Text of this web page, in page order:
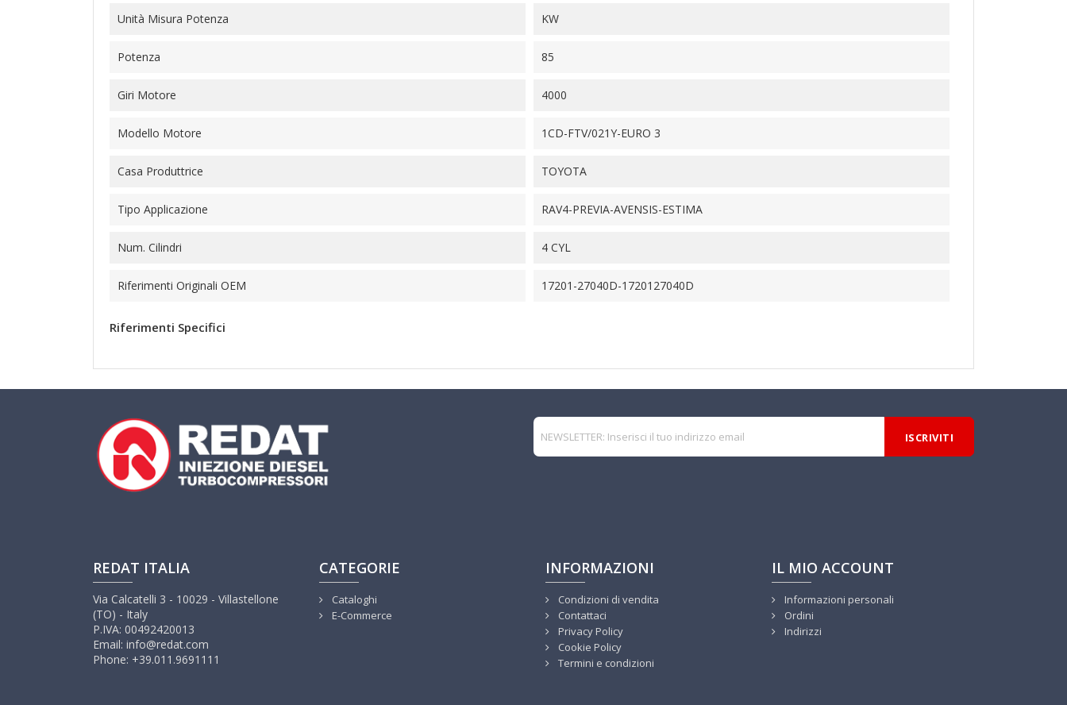
Unità Misura Potenza KW
Potenza 85
Giri Motore 4000
Modello Motore 1CD-FTV/021Y-EURO 3
Casa Produttrice TOYOTA
Tipo Applicazione RAV4-PREVIA-AVENSIS-ESTIMA
Num. Cilindri 4 CYL
Riferimenti Originali OEM 17201-27040D-1720127040D
Riferimenti Specifici
REDAT ITALIA
Via Calcatelli 3 - 10029 - Villastellone
(TO) - Italy
P.IVA: 00492420013
Email: info@redat.com
Phone: +39.011.9691111
CATEGORIE
Cataloghi
E-Commerce
INFORMAZIONI
Condizioni di vendita
Contattaci
Privacy Policy
Cookie Policy
Termini e condizioni
IL MIO ACCOUNT
Informazioni personali
Ordini
Indirizzi